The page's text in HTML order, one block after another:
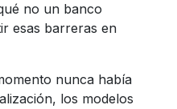
no un banco
esas barreras en
nunca había
los modelos